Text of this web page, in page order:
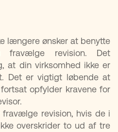
længere ønsker at benytte
revision. Det
at din virksomhed ikke er
Det er vigtigt løbende at
opfylder kravene for
fravælge revision, hvis de i
overskrider to ud af tre